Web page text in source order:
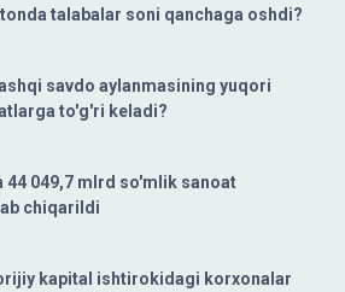
talabalar soni qanchaga oshdi?
savdo aylanmasining yuqori
to'g'ri keladi?
44 049,7 mlrd so'mlik sanoat
chiqarildi
kapital ishtirokidagi korxonalar